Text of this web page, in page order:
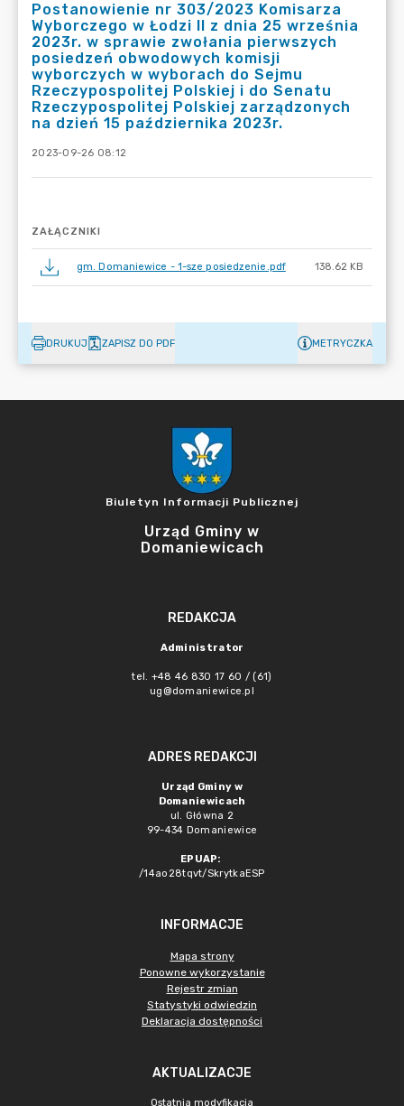
Postanowienie nr 303/2023 Komisarza
Wyborczego w Łodzi II z dnia 25 września
2023r. w sprawie zwołania pierwszych
posiedzeń obwodowych komisji
wyborczych w wyborach do Sejmu
Rzeczypospolitej Polskiej i do Senatu
Rzeczypospolitej Polskiej zarządzonych
na dzień 15 października 2023r.
2023-09-26 08:12
ZAŁĄCZNIKI
gm. Domaniewice - 1-sze posiedzenie.pdf 138.62 KB
DRUKUJ ZAPISZ DO PDF METRYCZKA
Biuletyn Informacji Publicznej
Urząd Gminy w
Domaniewicach
REDAKCJA
Administrator
tel. +48 46 830 17 60 / (61)
ug@domaniewice.pl
ADRES REDAKCJI
Urząd Gminy w
Domaniewicach
ul. Główna 2
99-434 Domaniewice
EPUAP:
/14ao28tqvt/SkrytkaESP
INFORMACJE
Mapa strony
Ponowne wykorzystanie
Rejestr zmian
Statystyki odwiedzin
Deklaracja dostępności
AKTUALIZACJE
Ostatnia modyfikacja